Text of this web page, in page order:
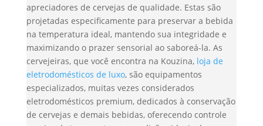
apreciadores de cervejas de qualidade. Estas são
projetadas especificamente para preservar a bebida
na temperatura ideal, mantendo sua integridade e
maximizando o prazer sensorial ao saboreá-la. As
cervejeiras, que você encontra na Kouzina, loja de
eletrodomésticos de luxo, são equipamentos
especializados, muitas vezes considerados
eletrodomésticos premium, dedicados à conservação
de cervejas e demais bebidas, oferecendo controle